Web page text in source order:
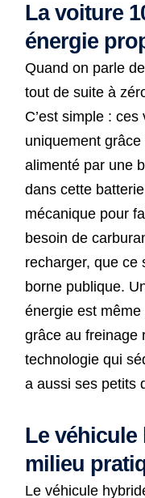
La voiture
énergie
Quand on parle
tout de suite à
C’est simple :
uniquement
alimenté par une
dans cette
mécanique pour
besoin de
recharger, que ce
borne publique.
énergie est
grâce au freinage
technologie qui
a aussi ses petits
Le
milieu
Le véhicule